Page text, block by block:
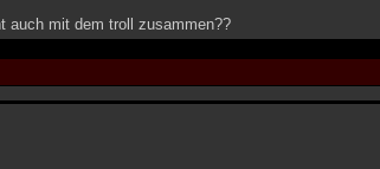
auch mit dem troll zusammen??